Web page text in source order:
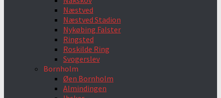
Næstved
Næstved Stadion
Nykøbing Falster
Ringsted
Roskilde Ring
Svogerslev
Bornholm
Øen Bornholm
Almindingen